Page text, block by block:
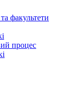
факультети
процес